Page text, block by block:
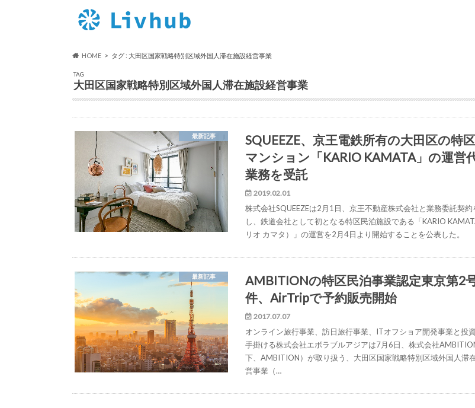
HOME タグ : 大田区国家戦略特別区域外国人滞在施設経営事業
TAG
大田区国家戦略特別区域外国人滞在施設経営事業
最新記事
SQUEEZE、京王電鉄所有の大田区の特
マンション「KARIO KAMATA」の運営
業務を受託
2019.02.01
株式会社SQUEEZEは2月1日、京王不動産株式会社と業務委託契約
し、鉄道会社として初となる特区民泊施設である「KARIO
リオ カマタ）」の運営を2月4日より開始することを公表した。
最新記事
AMBITIONの特区民泊事業認定東京第2
件、AirTripで予約販売開始
2017.07.07
オンライン旅行事業、訪日旅行事業、ITオフショア開発事業と投
手掛ける株式会社エボラブルアジアは7月6日、株式会社
下、AMBITION）が取り扱う、大田区国家戦略特別区域外国人滞
営事業（…